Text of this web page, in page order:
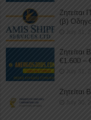
(β)
July 31,
Ζητείται
€1.600 –
July 31,
Ζητείται
July 30,